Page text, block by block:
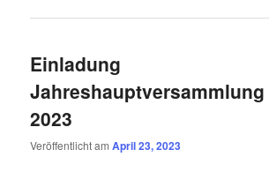
Einladung
Jahreshauptversammlung
2023
Veröffentlicht amApril 23, 2023